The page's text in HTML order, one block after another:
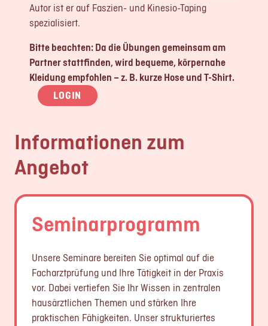
Autor ist er auf Faszien- und Kinesio-Taping
spezialisiert.
Bitte beachten: Da die Übungen gemeinsam am
Partner stattfinden, wird bequeme, körpernahe
Kleidung empfohlen – z. B. kurze Hose und T-Shirt.
LOGIN
Informationen zum
Angebot
Seminarprogramm
Unsere Seminare bereiten Sie optimal auf die
Facharztprüfung und Ihre Tätigkeit in der Praxis
vor. Dabei vertiefen Sie Ihr Wissen in zentralen
hausärztlichen Themen und stärken Ihre
praktischen Fähigkeiten. Unser strukturiertes